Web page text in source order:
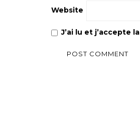
Website
J’ai lu et j’accepte la